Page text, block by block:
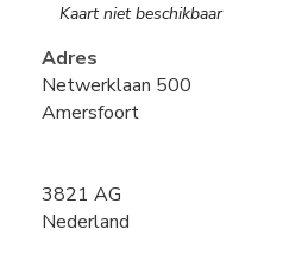
Kaart niet beschikbaar
Adres
Netwerklaan 500
Amersfoort
3821 AG
Nederland